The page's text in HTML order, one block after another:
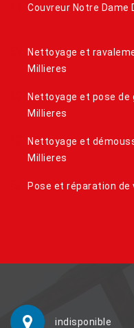
Couvreur Notre Dame
Nettoyage et
Millieres
Nettoyage et pose de
Millieres
Nettoyage et
Millieres
Pose et réparation de
indisponible